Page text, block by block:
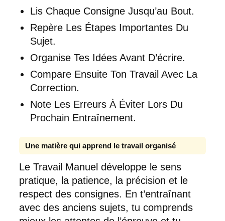
Lis Chaque Consigne Jusqu’au Bout.
Repère Les Étapes Importantes Du
Sujet.
Organise Tes Idées Avant D’écrire.
Compare Ensuite Ton Travail Avec La
Correction.
Note Les Erreurs À Éviter Lors Du
Prochain Entraînement.
Une matière qui apprend le travail organisé
Le Travail Manuel développe le sens
pratique, la patience, la précision et le
respect des consignes. En t’entraînant
avec des anciens sujets, tu comprends